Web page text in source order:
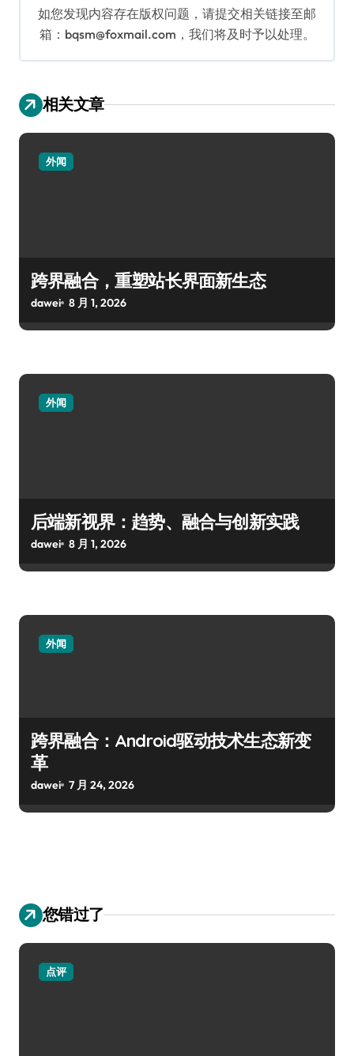
如您发现内容存在版权问题，请提交相关链接至邮
箱：bqsm@foxmail.com，我们将及时予以处理。
相关文章
外闻
跨界融合，重塑站长界面新生态
dawei 8 月 1, 2026
外闻
后端新视界：趋势、融合与创新实践
dawei 8 月 1, 2026
外闻
跨界融合：Android驱动技术生态新变
革
dawei 7 月 24, 2026
您错过了
点评